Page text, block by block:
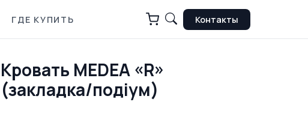
ГДЕ КУПИТЬ Контакты
Кровать MEDEA «R»
(закладка/подіум)